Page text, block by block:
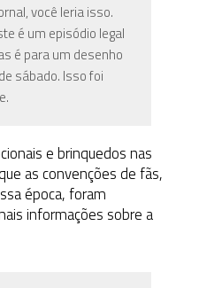
você leria isso.
é um episódio legal
é para um desenho
sábado. Isso foi
e brinquedos nas
as convenções de fãs,
época, foram
informações sobre a